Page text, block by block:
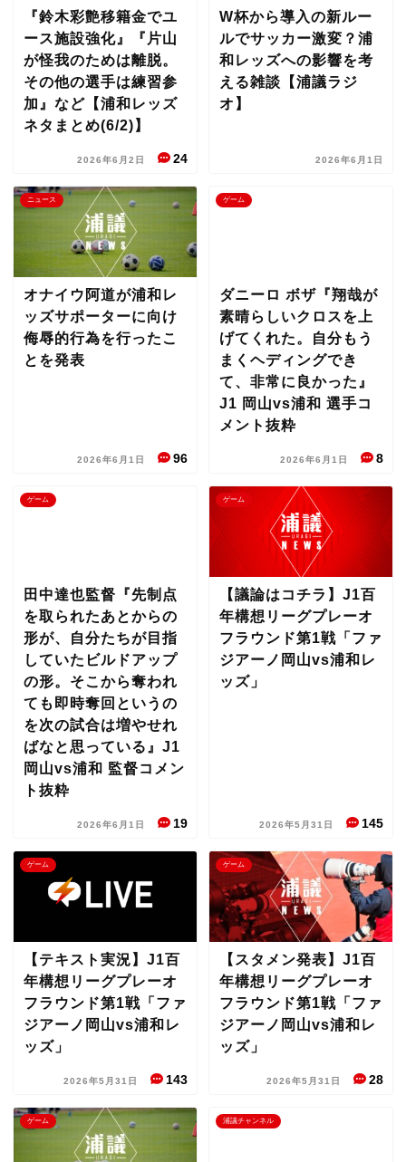
『鈴木彩艶移籍金でユ
ース施設強化』『片山
が怪我のためは離脱。
その他の選手は練習参
加』など【浦和レッズ
ネタまとめ(6/2)】
2026年6月2日 24
W杯から導入の新ルー
ルでサッカー激変？浦
和レッズへの影響を考
える雑談【浦議ラジ
オ】
2026年6月1日
ニュース
オナイウ阿道が浦和レ
ッズサポーターに向け
侮辱的行為を行ったこ
とを発表
2026年6月1日 96
ゲーム
ダニーロ ボザ『翔哉が
素晴らしいクロスを上
げてくれた。自分もう
まくヘディングでき
て、非常に良かった』
J1 岡山vs浦和 選手コ
メント抜粋
2026年6月1日 8
ゲーム
田中達也監督『先制点
を取られたあとからの
形が、自分たちが目指
していたビルドアップ
の形。そこから奪われ
ても即時奪回というの
を次の試合は増やせれ
ばなと思っている』J1
岡山vs浦和 監督コメン
ト抜粋
2026年6月1日 19
ゲーム
【議論はコチラ】J1百
年構想リーグプレーオ
フラウンド第1戦「ファ
ジアーノ岡山vs浦和レ
ッズ」
2026年5月31日 145
ゲーム
【テキスト実況】J1百
年構想リーグプレーオ
フラウンド第1戦「ファ
ジアーノ岡山vs浦和レ
ッズ」
2026年5月31日 143
ゲーム
【スタメン発表】J1百
年構想リーグプレーオ
フラウンド第1戦「ファ
ジアーノ岡山vs浦和レ
ッズ」
2026年5月31日 28
ゲーム 浦議チャンネル